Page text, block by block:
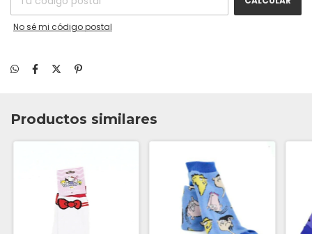
No sé mi código postal
Productos similares